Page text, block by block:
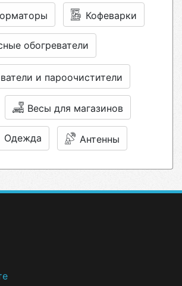
Кофеварки
обогреватели
и пароочистители
Весы для магазинов
Одежда Антенны